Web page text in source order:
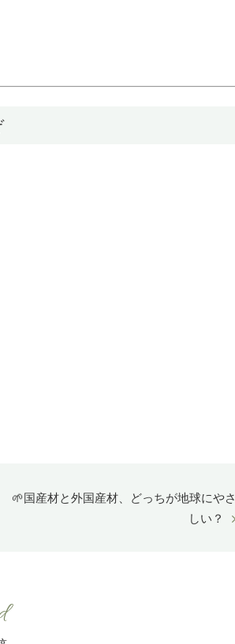
🌱国産材と外国産材、どっちが地球にやさ
しい？